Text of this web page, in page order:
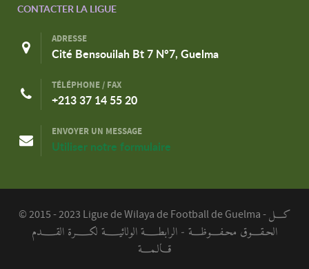
CONTACTER LA LIGUE
ADRESSE
Cité Bensouilah Bt 7 N°7, Guelma
TÉLÉPHONE / FAX
+213 37 14 55 20
ENVOYER UN MESSAGE
Utiliser notre formulaire
© 2015 - 2023 Ligue de Wilaya de Football de Guelma - كـــل
الحـقـــوق محـفـــوظـــة - الرابطــــة الولائيــــة لكــــرة القــــدم
قـالـمـــة